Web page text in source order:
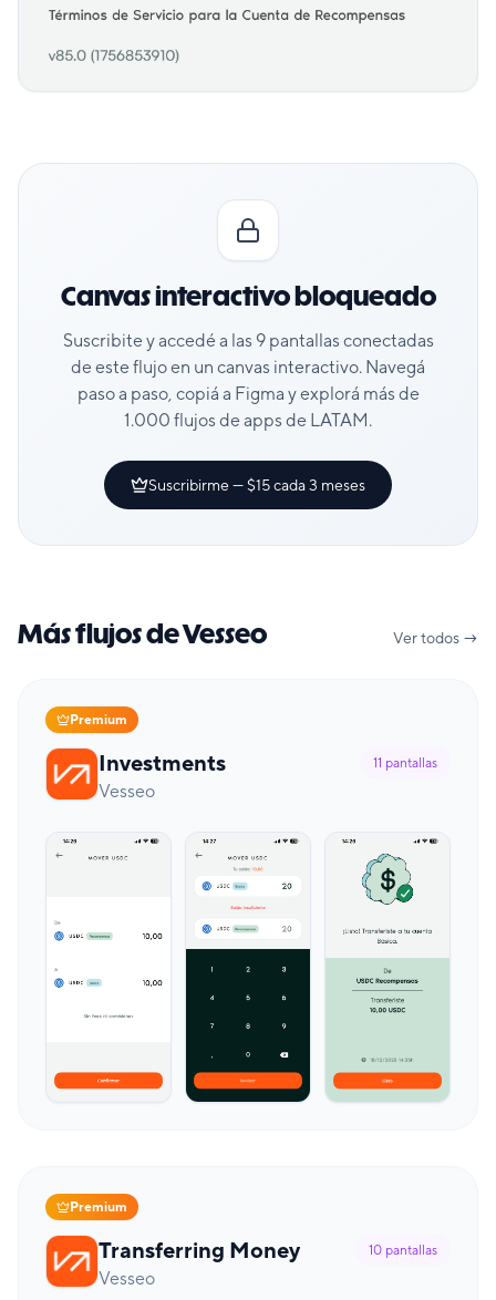
Canvas interactivo bloqueado
Suscribite y accedé a las 9pantallas conectadas
de este flujo en un canvas interactivo. Navegá
paso a paso, copiá a Figma y explorá más de
1.000 flujos de apps de LATAM.
Suscribirme — $15 cada 3 meses
Más flujos de Vesseo Ver todos →
Premium
Investments
Vesseo
11 pantallas
Premium
Transferring Money
Vesseo
10 pantallas